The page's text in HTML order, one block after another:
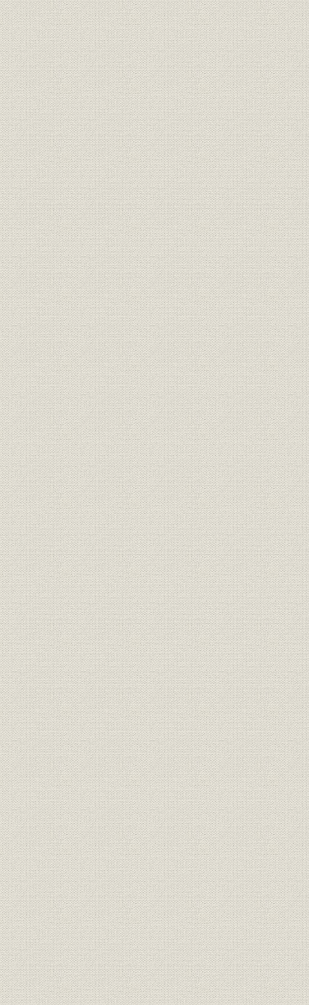
事業所;災害 戦災による工場別被害額 [昭和20年
財務・業績 第53~54期の業績
昭和20年
年(1946年
事業所 小倉工場(小倉市赤坂延命寺) [昭和25年
財務・業績 第55~58期の業績
昭和21年
(1950年)9
売上;貿易 輸出関係売上高(当社)
昭和24年
年(1952年
売上
[輸出関係売り上げ高]のうち第
57期の内訳
昭和26年
(1952年)3
財務・業績 第59~64期の業績
昭和25年
年(1953年
設備
アメリカ・ラングストン社製コ
ルゲーター
[昭和27年
財務・業績 第65~67期の業績
昭和28年
年(1955年
財務・業績 第68~79期の業績
昭和30年
(1961年)3
関係会社
関西紙器(株)、東西紙器(株)、関
東紙器(株)本社工場、北海紙器
(株)
昭和30年
年(1959年)]
設備
プリンタースロッター スーパー
2号、スーパー3号 [印刷・溝
切・罫入が同時に可能な横通し
印刷機]
昭和28年
設備
コルゲーター「コンソリマシ
ン」 [(段ボール貼合機)]
昭和31年
財務・業績 第80~84期の業績
昭和36年
(1963年)9
生産
段ボール原紙(全国・当社)と段
ボール(全国・当社)の生産量
昭和26年
(1963年)
組織
本社と東京・大阪両事務所の組
織図
昭和39年
製造工程
コルゲーターにスリッタースコ
アラーを付設したことによる断
裁機作業の削減(略図)
昭和39年
商品 レンカット [昭和41年
組織 [資格制度と職制] [昭和43年
生産
段ボール生産量指数 昭和35年
=100
昭和35年
(1967年)
財務・業績 第85~94期の業績
昭和38年
年(1968年
生産性
生産性の推移 1人当り生産高、
コルゲーター 1時間当り貼合長
さ、プリンタースロッター 1工
数当り通し枚数
昭和35年
年度(1967
設備 利根川製紙工場第3号[抄紙]機 [昭和43年
設備 コルゲーター(東京第一工場) [昭和43年
設備 自動製函機「ABM-68」 [昭和43年
組織;安全管理 安全管理組織図 [昭和44年
設備;経営
[貼合工程の省力化のための]スリ
ッタースコアラー、デリベリー
[昭和39年